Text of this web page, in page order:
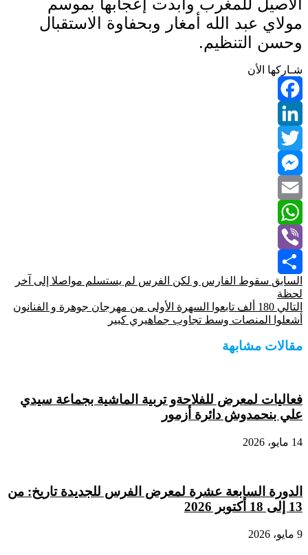
مولاي عبد الله أمغار وبحفاوة الاستقبال
وحسن التنظيم.
شـاركها الأن
Facebook
LinkedIn
Twitter
Messenger
Email
WhatsApp
Viber
Share
السابق سقوط الفارس و لكن الفرس لم يستسلم مواصلا إلى آخر
لحظة
التالي
180 ألف تابعوا السهرة الأولى من مهرجان جوهرة و الفنانون
أشعلوا المنصات وسط تجاوب جماهيري كبير
مقالات مشابهة
فعاليات لمعرض للفلاحةو تربية الماشية بجماعة سيدي
علي بنحمدوش دائرة أزمور
14 مايو، 2026
الدورة السابعة عشرة لمعرض الفرس للجديدة تاريخ: من
13 إلى 18 أكتوبر 2026
9 مايو، 2026